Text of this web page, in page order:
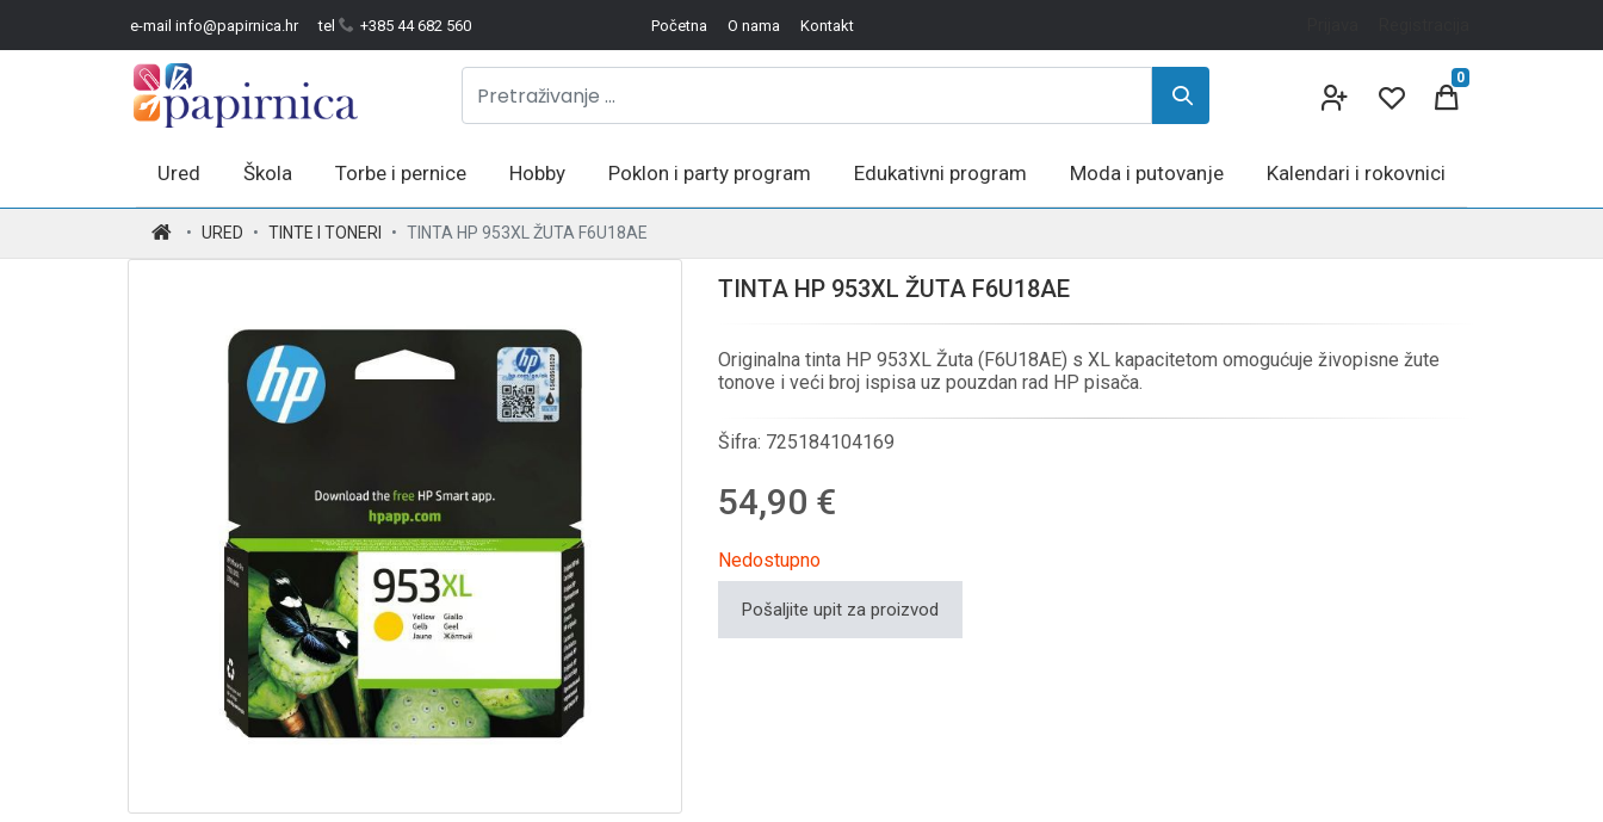
e-mail info@papirnica.hr tel +385 44 682 560 Početna O nama Kontakt
0
Ured Škola Torbe i pernice Hobby Poklon i party program Edukativni program Moda i putovanje Kalendari i rokovnici
URED TINTE I TONERI TINTA HP 953XL ŽUTA F6U18AE
TINTA HP 953XL ŽUTA F6U18AE
Originalna tinta HP 953XL Žuta (F6U18AE) s XL kapacitetom omogućuje živopisne žute
tonove i veći broj ispisa uz pouzdan rad HP pisača.
Šifra: 725184104169
54,90 €
Nedostupno
Pošaljite upit za proizvod